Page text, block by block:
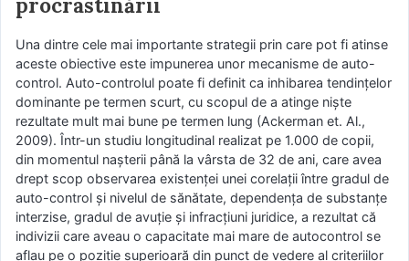
Una dintre cele mai importante strategii prin care pot fi atinse
aceste obiective este impunerea unor mecanisme de auto-
control. Auto-controlul poate fi definit ca inhibarea tendințelor
dominante pe termen scurt, cu scopul de a atinge niște
rezultate mult mai bune pe termen lung (Ackerman et. Al.,
2009). Într-un studiu longitudinal realizat pe 1.000 de copii,
din momentul nașterii până la vârsta de 32 de ani, care avea
drept scop observarea existenței unei corelații între gradul de
auto-control și nivelul de sănătate, dependența de substanțe
interzise, gradul de avuție și infracțiuni juridice, a rezultat că
indivizii care aveau o capacitate mai mare de autocontrol se
aflau pe o poziție superioară din punct de vedere al criteriilor